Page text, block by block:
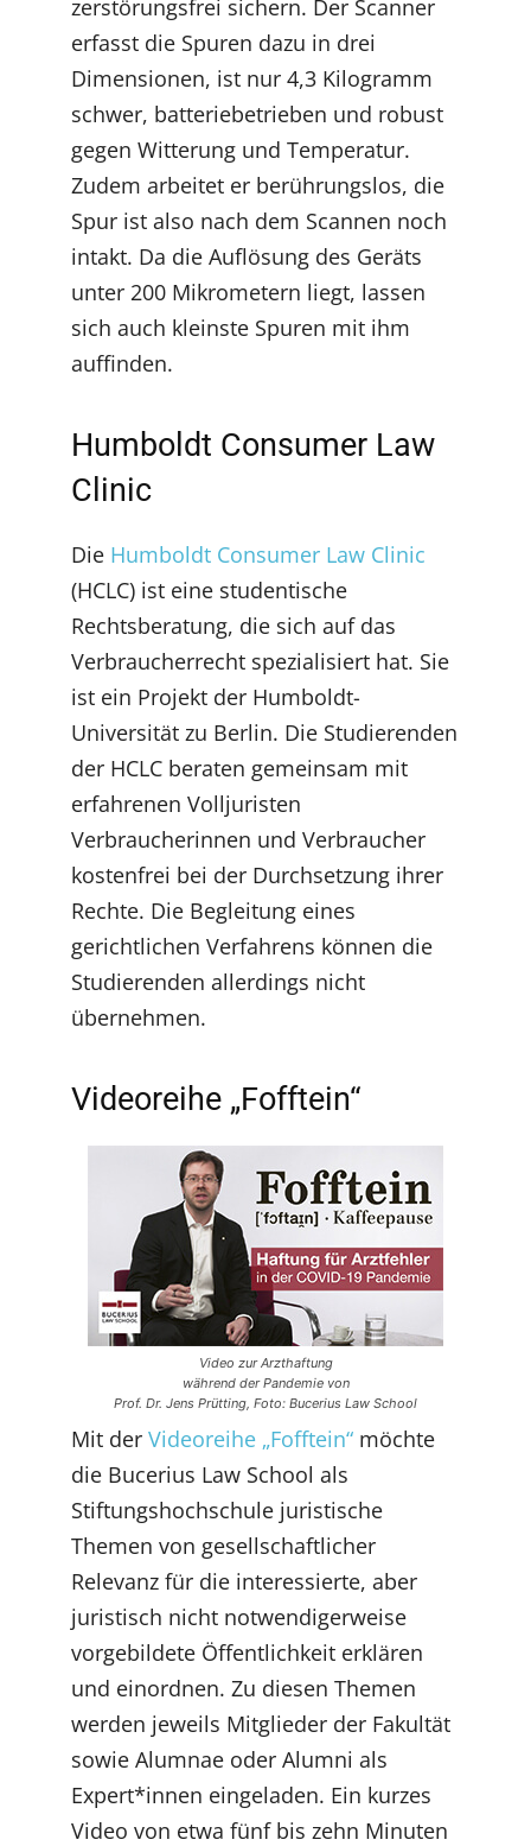
zerstörungsfrei sichern. Der Scanner
erfasst die Spuren dazu in drei
Dimensionen, ist nur 4,3 Kilogramm
schwer, batteriebetrieben und robust
gegen Witterung und Temperatur.
Zudem arbeitet er berührungslos, die
Spur ist also nach dem Scannen noch
intakt. Da die Auflösung des Geräts
unter 200 Mikrometern liegt, lassen
sich auch kleinste Spuren mit ihm
auffinden.
Humboldt Consumer Law
Clinic
Die Humboldt Consumer Law Clinic
(HCLC) ist eine studentische
Rechtsberatung, die sich auf das
Verbraucherrecht spezialisiert hat. Sie
ist ein Projekt der Humboldt-
Universität zu Berlin. Die Studierenden
der HCLC beraten gemeinsam mit
erfahrenen Volljuristen
Verbraucherinnen und Verbraucher
kostenfrei bei der Durchsetzung ihrer
Rechte. Die Begleitung eines
gerichtlichen Verfahrens können die
Studierenden allerdings nicht
übernehmen.
Videoreihe „Fofftein“
Video zur Arzthaftung
während der Pandemie von
Prof. Dr. Jens Prütting, Foto: Bucerius Law School
Mit der Videoreihe „Fofftein“ möchte
die Bucerius Law School als
Stiftungshochschule juristische
Themen von gesellschaftlicher
Relevanz für die interessierte, aber
juristisch nicht notwendigerweise
vorgebildete Öffentlichkeit erklären
und einordnen. Zu diesen Themen
werden jeweils Mitglieder der Fakultät
sowie Alumnae oder Alumni als
Expert*innen eingeladen. Ein kurzes
Video von etwa fünf bis zehn Minuten